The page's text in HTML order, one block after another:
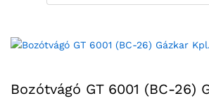
Bozótvágó GT 6001 (BC-26)